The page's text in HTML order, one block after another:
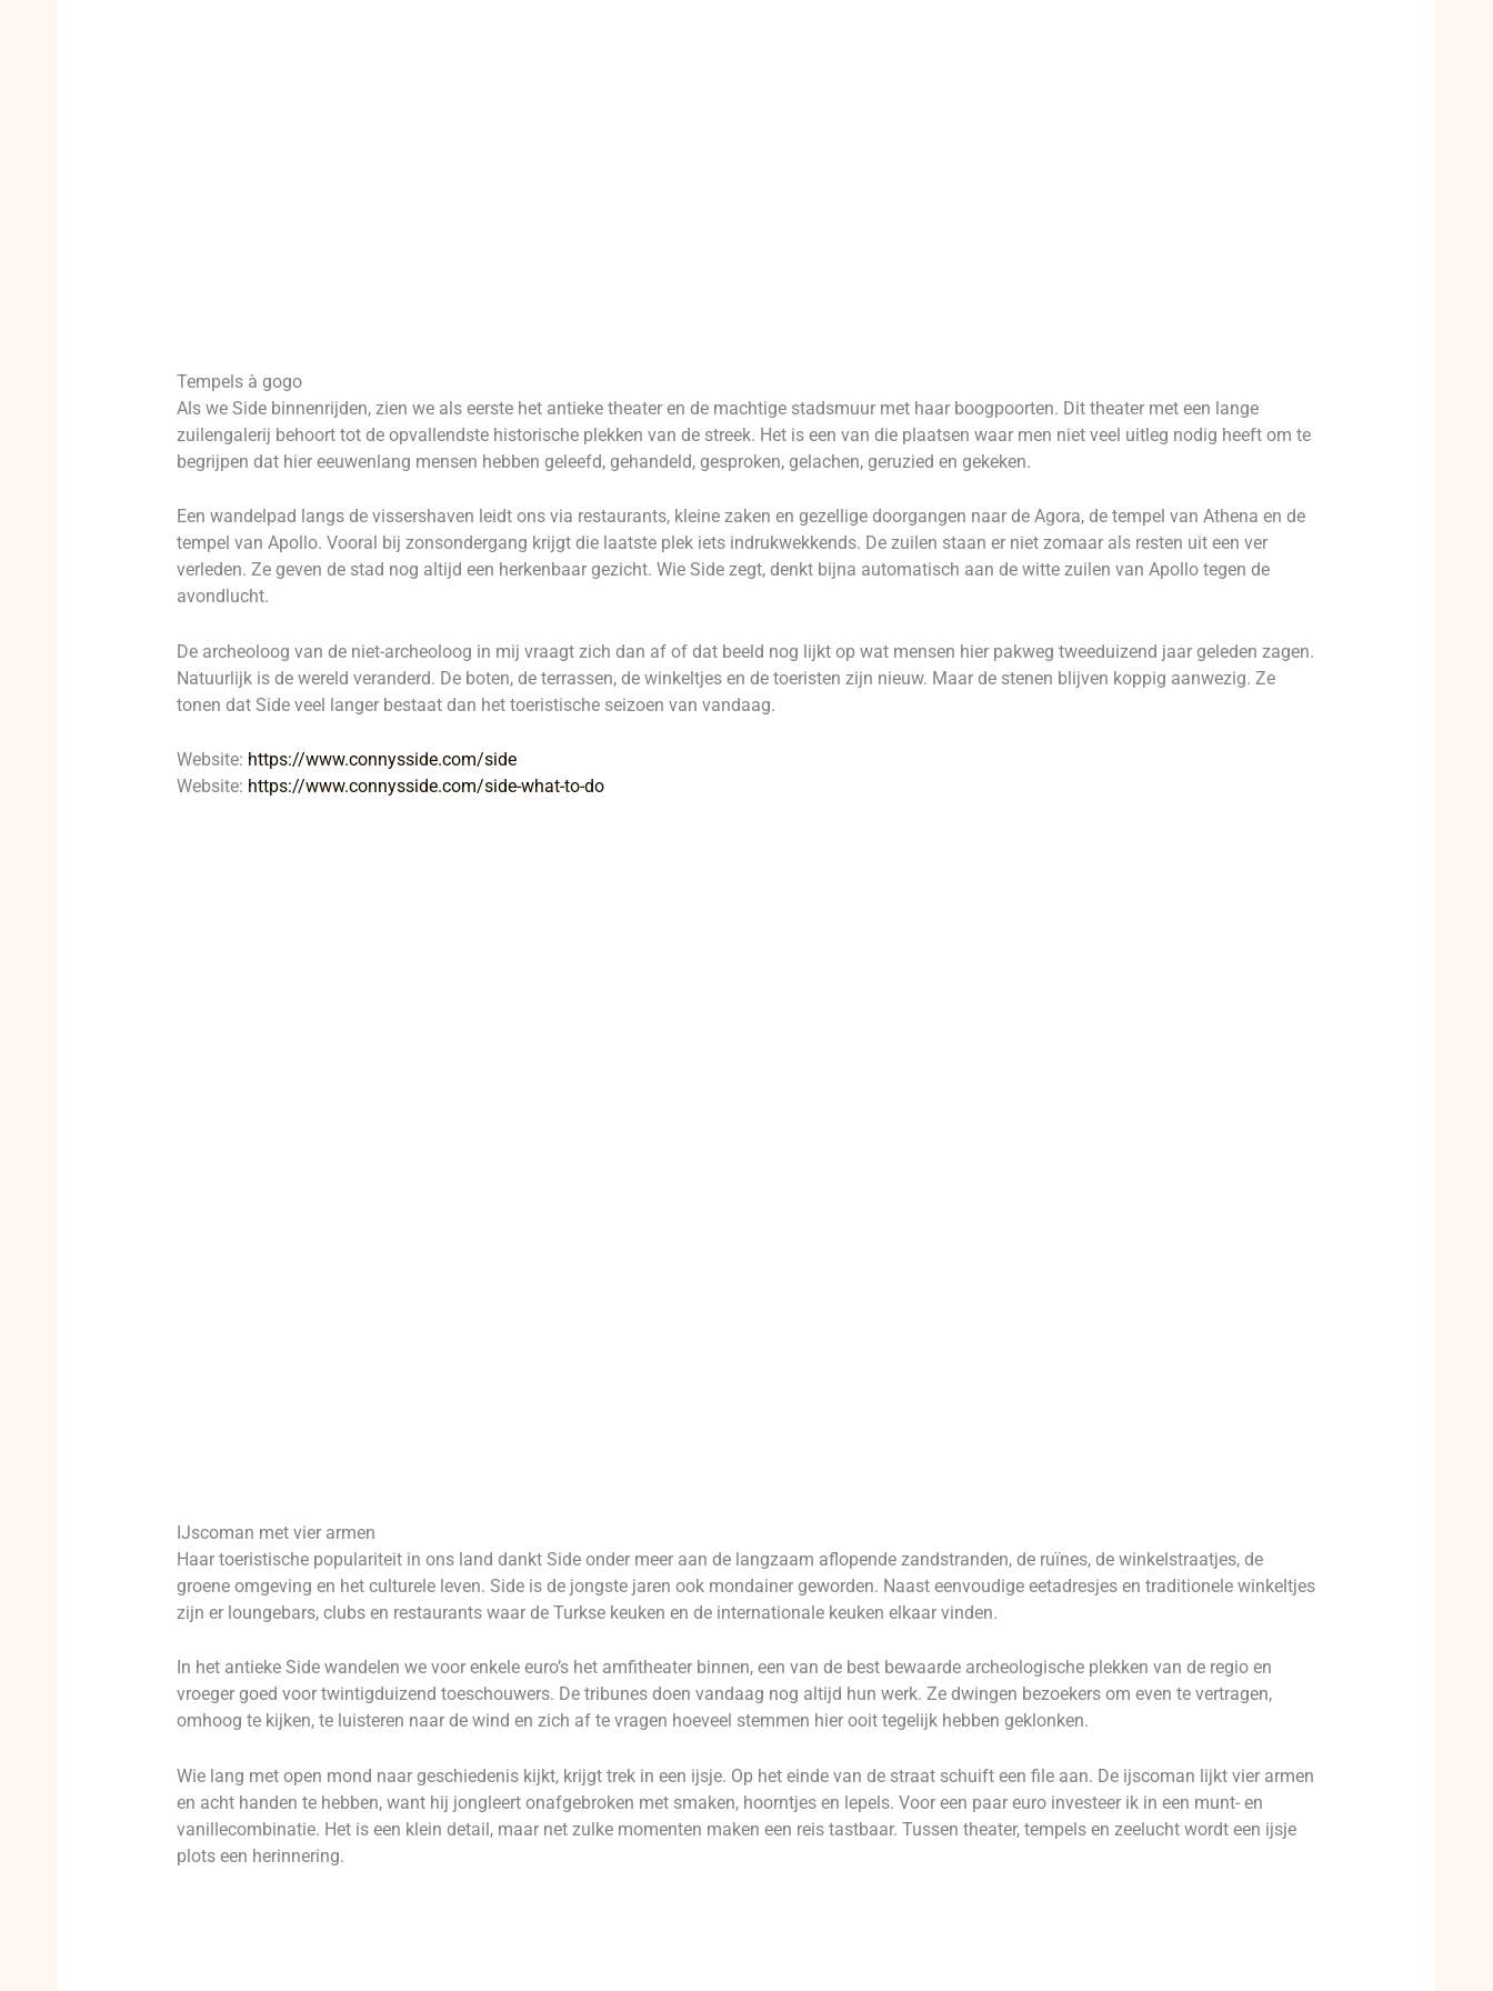
Tempels à gogo
Als we Side binnenrijden, zien we als eerste het antieke theater en de machtige stadsmuur met haar boogpoorten. Dit theater met een lange
zuilengalerij behoort tot de opvallendste historische plekken van de streek. Het is een van die plaatsen waar men niet veel uitleg nodig heeft om te
begrijpen dat hier eeuwenlang mensen hebben geleefd, gehandeld, gesproken, gelachen, geruzied en gekeken.
Een wandelpad langs de vissershaven leidt ons via restaurants, kleine zaken en gezellige doorgangen naar de Agora, de tempel van Athena en de
tempel van Apollo. Vooral bij zonsondergang krijgt die laatste plek iets indrukwekkends. De zuilen staan er niet zomaar als resten uit een ver
verleden. Ze geven de stad nog altijd een herkenbaar gezicht. Wie Side zegt, denkt bijna automatisch aan de witte zuilen van Apollo tegen de
avondlucht.
De archeoloog van de niet-archeoloog in mij vraagt zich dan af of dat beeld nog lijkt op wat mensen hier pakweg tweeduizend jaar geleden zagen.
Natuurlijk is de wereld veranderd. De boten, de terrassen, de winkeltjes en de toeristen zijn nieuw. Maar de stenen blijven koppig aanwezig. Ze
tonen dat Side veel langer bestaat dan het toeristische seizoen van vandaag.
Website: https://www.connysside.com/side
Website: https://www.connysside.com/side-what-to-do
IJscoman met vier armen
Haar toeristische populariteit in ons land dankt Side onder meer aan de langzaam aflopende zandstranden, de ruïnes, de winkelstraatjes, de
groene omgeving en het culturele leven. Side is de jongste jaren ook mondainer geworden. Naast eenvoudige eetadresjes en traditionele winkeltjes
zijn er loungebars, clubs en restaurants waar de Turkse keuken en de internationale keuken elkaar vinden.
In het antieke Side wandelen we voor enkele euro’s het amfitheater binnen, een van de best bewaarde archeologische plekken van de regio en
vroeger goed voor twintigduizend toeschouwers. De tribunes doen vandaag nog altijd hun werk. Ze dwingen bezoekers om even te vertragen,
omhoog te kijken, te luisteren naar de wind en zich af te vragen hoeveel stemmen hier ooit tegelijk hebben geklonken.
Wie lang met open mond naar geschiedenis kijkt, krijgt trek in een ijsje. Op het einde van de straat schuift een file aan. De ijscoman lijkt vier armen
en acht handen te hebben, want hij jongleert onafgebroken met smaken, hoorntjes en lepels. Voor een paar euro investeer ik in een munt- en
vanillecombinatie. Het is een klein detail, maar net zulke momenten maken een reis tastbaar. Tussen theater, tempels en zeelucht wordt een ijsje
plots een herinnering.